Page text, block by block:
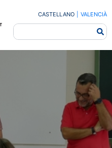
CASTELLANO VALENCIÀ